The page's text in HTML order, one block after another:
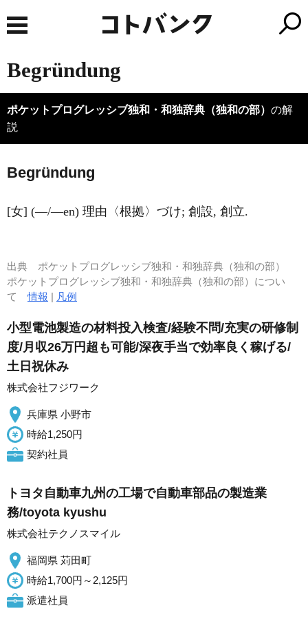
Begründung
ポケットプログレッシブ独和・和独辞典（独和の部） の解
説
Begründung
[女] (―/―en) 理由〈根拠〉づけ; 創設, 創立.
出典 ポケットプログレッシブ独和・和独辞典（独和の部）
ポケットプログレッシブ独和・和独辞典（独和の部）につい
て情報 | 凡例
小型電池製造の材料投入検査/経験不問/充実の研修制
度/月収26万円超も可能/深夜手当で効率良く稼げる/
土日祝休み
株式会社フジワーク
兵庫県 小野市
時給1,250円
契約社員
トヨタ自動車九州の工場で自動車部品の製造業
務/toyota kyushu
株式会社テクノスマイル
福岡県 苅田町
時給1,700円～2,125円
派遣社員